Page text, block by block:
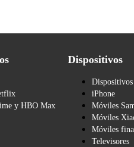
y HBO Max
Dispositivos
Dispositivos
iPhone
Móviles
Móviles
Móviles
Televisores